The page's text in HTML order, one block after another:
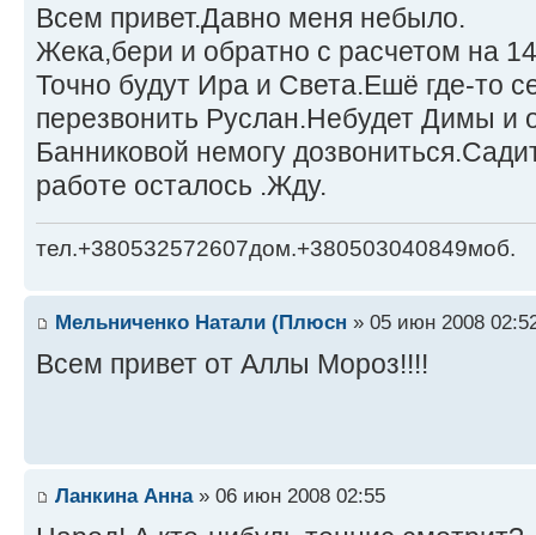
Всем привет.Давно меня небыло.
Жека,бери и обратно с расчетом на
Точно будут Ира и Света.Ешё где-то
перезвонить Руслан.Небудет Димы и
Банниковой немогу
работе осталось .Жду.
тел.+380532572607дом.+380503040849моб.
Мельниченко Натали (Плюсн » 05 июн 2008
Всем привет от Аллы Мороз!!!!
Ланкина Анна» 06 июн 2008 02:55